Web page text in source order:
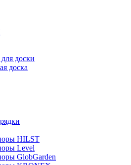
доски
доска
HILST
Level
GlobGarden